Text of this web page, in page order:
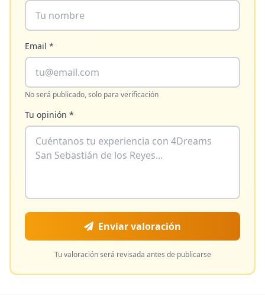
Email *
No será publicado, solo para verificación
Tu opinión *
Enviar valoración
Tu valoración será revisada antes de publicarse